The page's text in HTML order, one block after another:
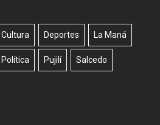
Cultura Deportes La Maná
Política Pujilí Salcedo